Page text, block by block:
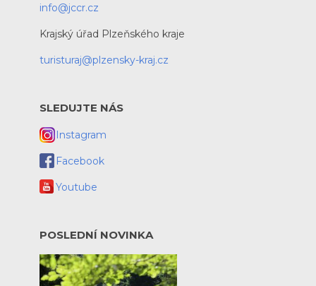
info@jccr.cz
Krajský úřad Plzeňského kraje
turisturaj@plzensky-kraj.cz
SLEDUJTE NÁS
Instagram
Facebook
Youtube
POSLEDNÍ NOVINKA